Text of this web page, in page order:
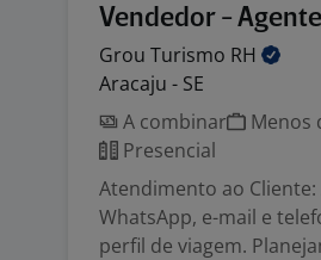
Vendedor -
Grou Turismo RH
Aracaju - SE
A combinar
Menos
Presencial
Atendimento ao
WhatsApp, e-mail e
perfil de viagem.